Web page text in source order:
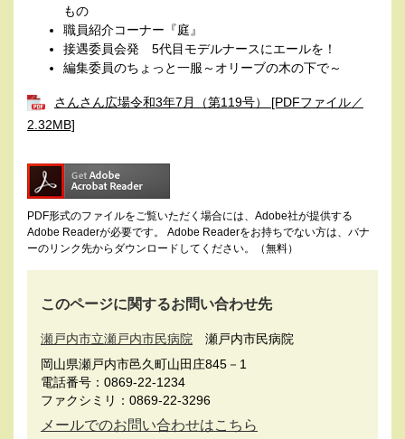
もの
職員紹介コーナー『庭』
接遇委員会発 5代目モデルナースにエールを！
編集委員のちょっと一服～オリーブの木の下で～
さんさん広場令和3年7月（第119号） [PDFファイル／
2.32MB]
PDF形式のファイルをご覧いただく場合には、Adobe社が提供する
Adobe Readerが必要です。
Adobe Readerをお持ちでない方は、バナ
ーのリンク先からダウンロードしてください。（無料）
このページに関するお問い合わせ先
瀬戸内市立瀬戸内市民病院
瀬戸内市民病院
岡山県瀬戸内市邑久町山田庄845－1
電話番号：0869-22-1234
ファクシミリ：0869-22-3296
メールでのお問い合わせはこちら